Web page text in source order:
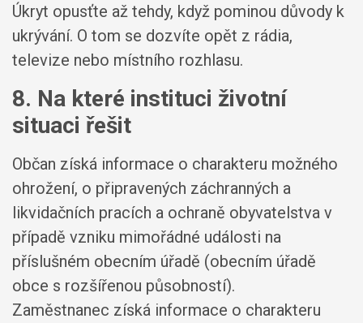
Úkryt opusťte až tehdy, když pominou důvody k
ukrývání. O tom se dozvíte opět z rádia,
televize nebo místního rozhlasu.
8. Na které instituci životní
situaci řešit
Občan získá informace o charakteru možného
ohrožení, o připravených záchranných a
likvidačních pracích a ochraně obyvatelstva v
případě vzniku mimořádné události na
příslušném obecním úřadě (obecním úřadě
obce s rozšířenou působností).
Zaměstnanec získá informace o charakteru